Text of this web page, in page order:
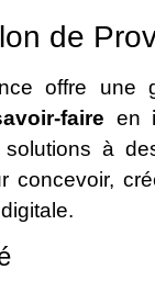
de
offre une
faire en
solutions à
concevoir,